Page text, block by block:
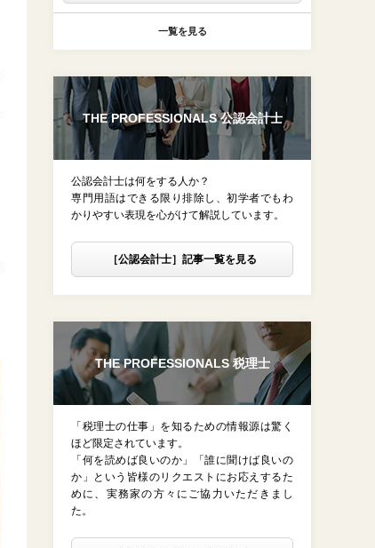
一覧を見る
THE PROFESSIONALS 公認会計士
公認会計士は何をする人か？
専門用語はできる限り排除し、初学者でもわ
かりやすい表現を心がけて解説しています。
［公認会計士］記事一覧を見る
THE PROFESSIONALS 税理士
「税理士の仕事」を知るための情報源は驚く
ほど限定されています。
「何を読めば良いのか」「誰に聞けば良いの
か」という皆様のリクエストにお応えするた
めに、実務家の方々にご協力いただきまし
た。